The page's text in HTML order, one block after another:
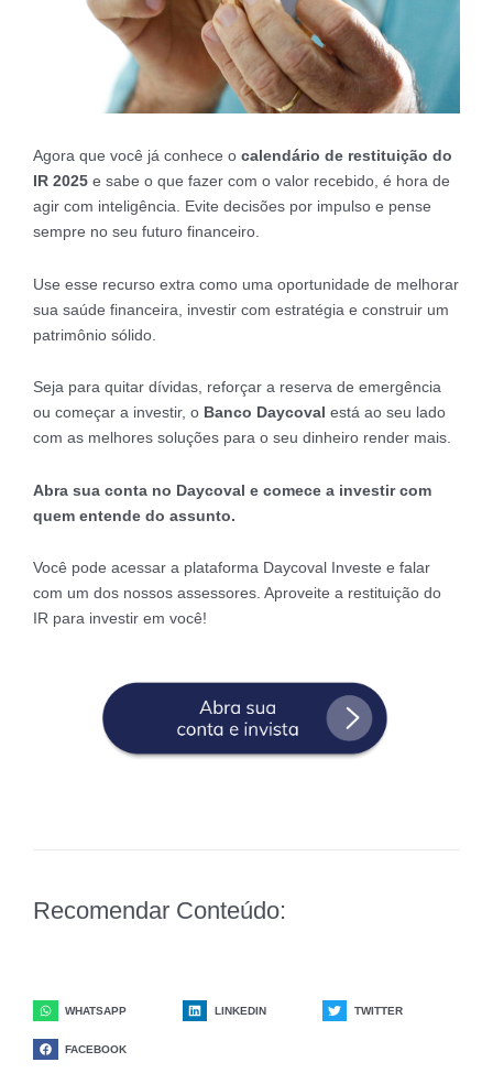
Agora que você já conhece o calendário de restituição do
IR 2025 e sabe o que fazer com o valor recebido, é hora de
agir com inteligência. Evite decisões por impulso e pense
sempre no seu futuro financeiro.
Use esse recurso extra como uma oportunidade de melhorar
sua saúde financeira, investir com estratégia e construir um
patrimônio sólido.
Seja para quitar dívidas, reforçar a reserva de emergência
ou começar a investir, o Banco Daycoval está ao seu lado
com as melhores soluções para o seu dinheiro render mais.
Abra sua conta no Daycoval e comece a investir com
quem entende do assunto.
Você pode acessar a plataforma Daycoval Investe e falar
com um dos nossos assessores. Aproveite a restituição do
IR para investir em você!
Recomendar Conteúdo:
WHATSAPP LINKEDIN TWITTER
FACEBOOK